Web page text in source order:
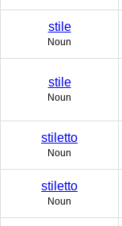
stile
Noun
stile
Noun
stiletto
Noun
stiletto
Noun